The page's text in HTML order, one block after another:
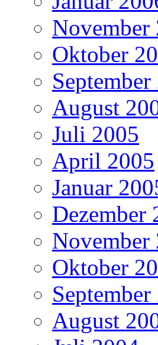
November
Oktober
August
Juli 2005
April 2005
Januar
Dezember
November
Oktober
August